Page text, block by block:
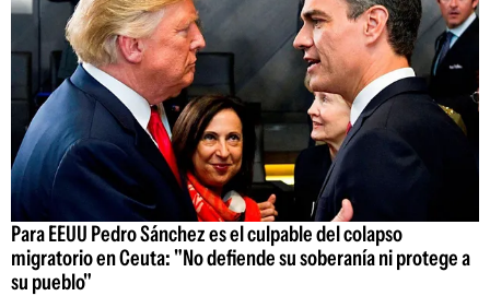
Para EEUU Pedro Sánchez es el culpable del colapso
migratorio en Ceuta: "No defiende su soberanía ni protege a
su pueblo"